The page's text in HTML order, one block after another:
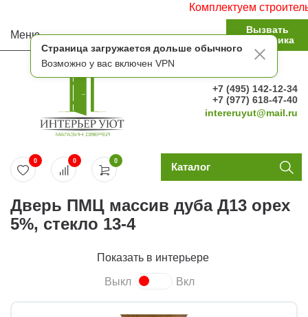
Страница загружается дольше обычного
Возможно у вас включен VPN
Комплектуем строительные
Меню
Вызвать
замерщика
+7 (495) 142-12-34
+7 (977) 618-47-40
intereruyut@mail.ru
0
0 0 Каталог
Дверь ПМЦ массив дуба Д13 орех
5%, стекло 13-4
Показать в интерьере
Выкл Вкл